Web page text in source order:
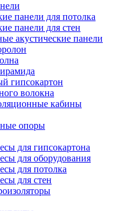
панели для потолка
панели для стен
акустические панели
гипсокартон
волокна
кабины
опоры
для гипсокартона
для оборудования
для потолка
для стен